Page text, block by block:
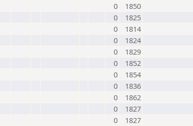
0
1850
0
1825
0
1814
0
1824
0
1829
0
1852
0
1854
0
1836
0
1862
0
1827
0
1827